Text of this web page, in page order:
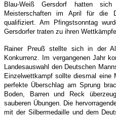
Blau-Weiß Gersdorf hatten
Meisterschaften im April für die
qualifiziert. Am Pfingstsonntag
Gersdorfer traten zu ihren
Rainer Preuß stellte sich in der
Konkurrenz. Im vergangenen Jahr
Landesauswahl den Deutschen
Einzelwettkampf sollte diesmal eine
perfekte Überschlag am Sprung
Boden, Barren und Reck
sauberen Übungen. Die
mit der Silbermedaille und dem